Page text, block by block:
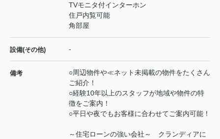
TVモニタ付インターホン
住戸内覧可能
角部屋
設備(その他) -
備考
○周辺物件や≪ネット未掲載の物件をたくさん
ご紹介！
○経験10年以上のスタッフが地域や物件の特
徴をご案内！
○平日や夜でもお客様に合わせてご案内可能！
～住宅ローンの強い会社～ クランディアに